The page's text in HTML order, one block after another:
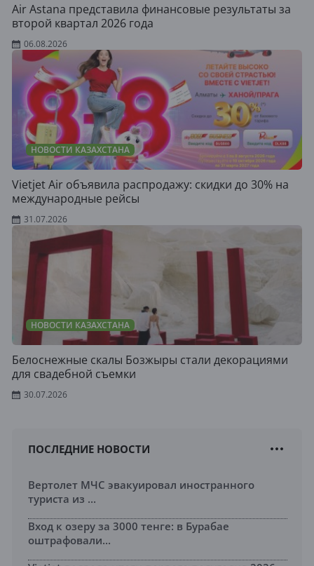
Air Astana представила финансовые результаты за
второй квартал 2026 года
06.08.2026
НОВОСТИ КАЗАХСТАНА
Vietjet Air объявила распродажу: скидки до 30% на
международные рейсы
31.07.2026
НОВОСТИ КАЗАХСТАНА
Белоснежные скалы Бозжыры стали декорациями
для свадебной съемки
30.07.2026
ПОСЛЕДНИЕ НОВОСТИ
Вертолет МЧС эвакуировал иностранного
туриста из ...
Вход к озеру за 3000 тенге: в Бурабае
оштрафовали...